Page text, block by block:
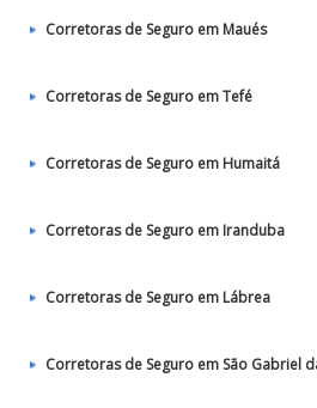
Corretoras de Seguro em Maués
Corretoras de Seguro em Tefé
Corretoras de Seguro em Humaitá
Corretoras de Seguro em Iranduba
Corretoras de Seguro em Lábrea
Corretoras de Seguro em São Gabriel